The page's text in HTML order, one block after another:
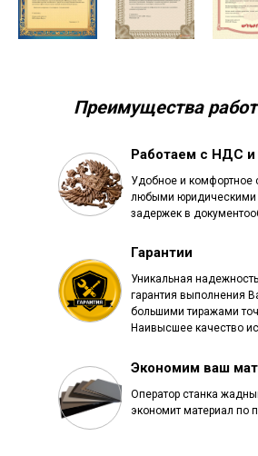
Преимущества
Работаем с НДС и
Удобное и комфортное
любыми юридическими
задержек в
Экономим ваш
Оператор станка
экономит материал по
Гарантии
Уникальная
гарантия выполнения
большими тиражами
Наивысшее качество